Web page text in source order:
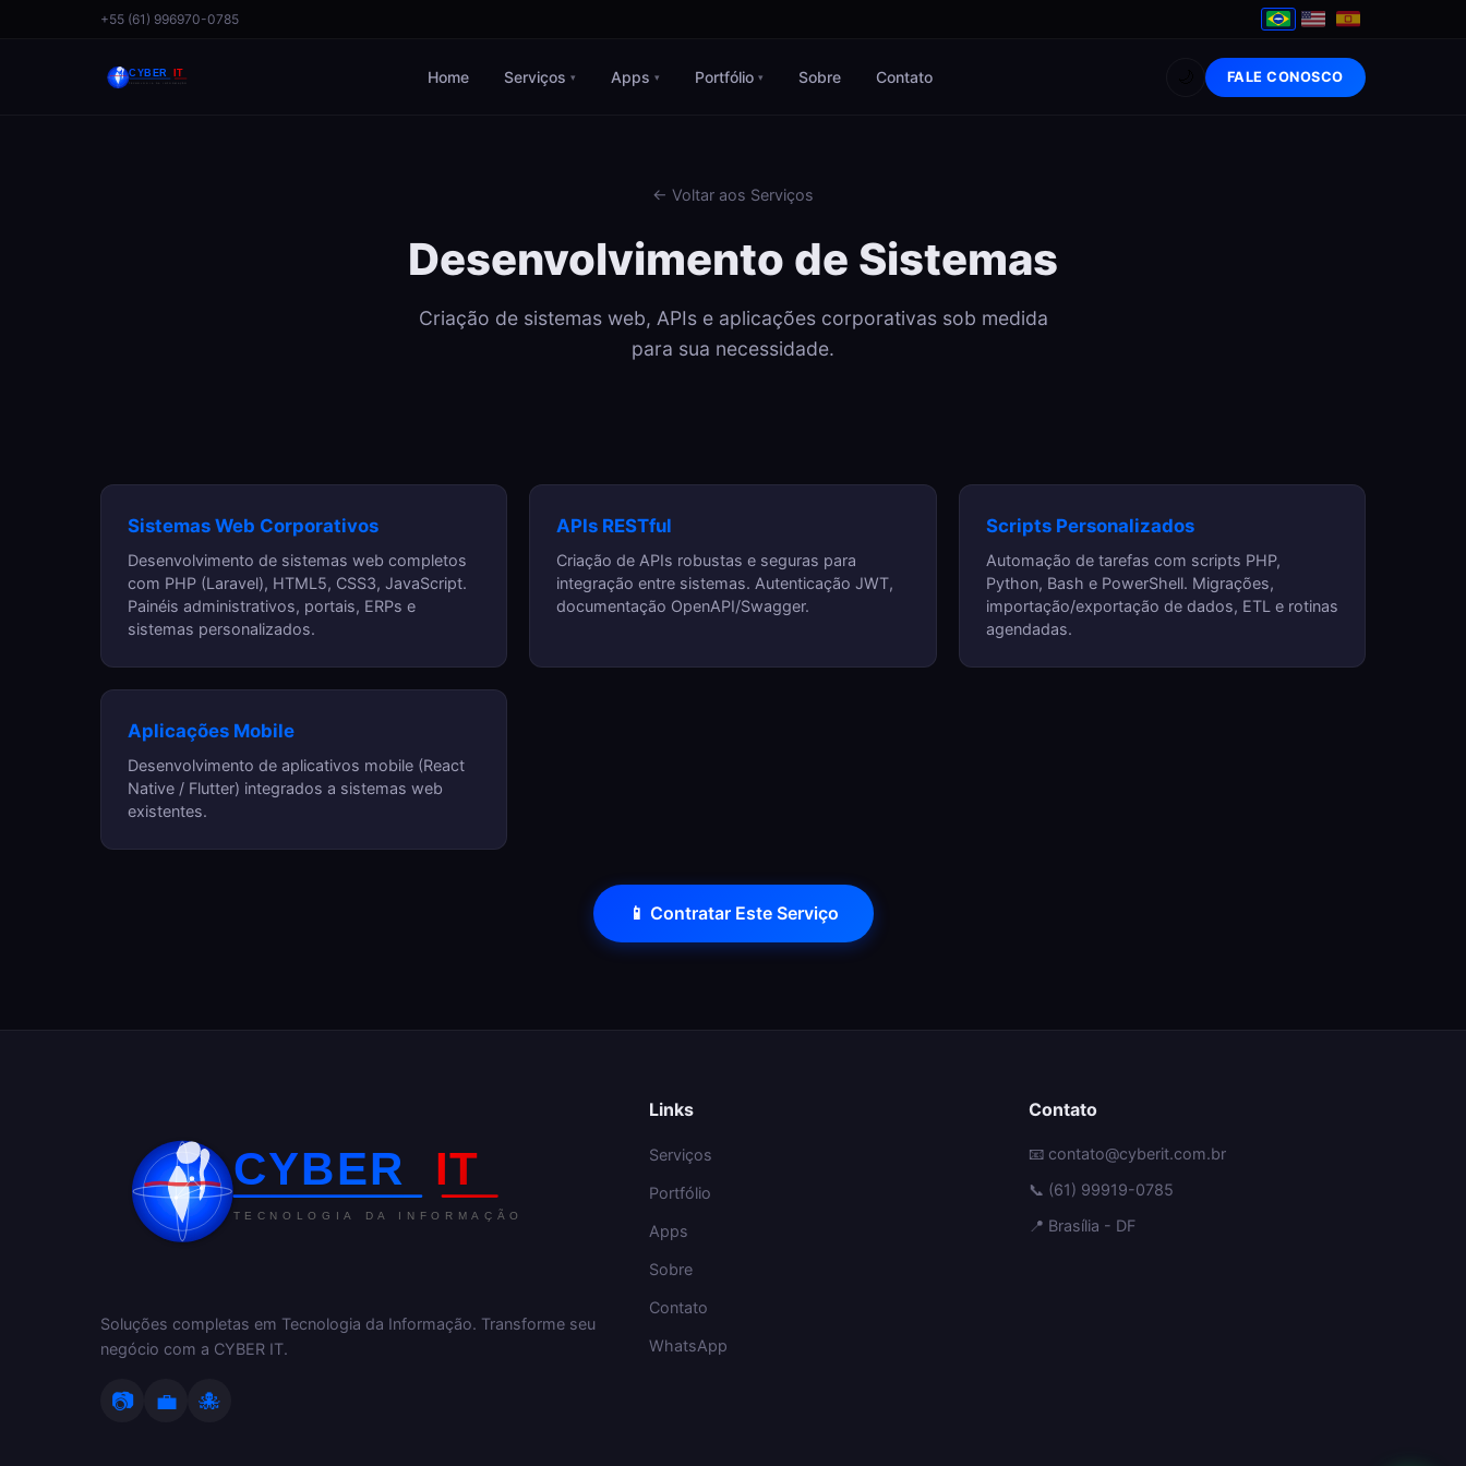
+55 (61) 996970-0785
Home Serviços ▾ Apps ▾ Portfólio ▾ Sobre Contato FALE CONOSCO
← Voltar aos Serviços
Desenvolvimento de Sistemas
Criação de sistemas web, APIs e aplicações corporativas sob medida
para sua necessidade.
Sistemas Web Corporativos
Desenvolvimento de sistemas web completos
com PHP (Laravel), HTML5, CSS3, JavaScript.
Painéis administrativos, portais, ERPs e
sistemas personalizados.
APIs RESTful
Criação de APIs robustas e seguras para
integração entre sistemas. Autenticação JWT,
documentação OpenAPI/Swagger.
Scripts Personalizados
Automação de tarefas com scripts PHP,
Python, Bash e PowerShell. Migrações,
importação/exportação de dados, ETL e rotinas
agendadas.
Aplicações Mobile
Desenvolvimento de aplicativos mobile (React
Native / Flutter) integrados a sistemas web
existentes.
📱 Contratar Este Serviço
Soluções completas em Tecnologia da Informação. Transforme seu
negócio com a CYBER IT.
📷 💼 🐙
Links
Serviços
Portfólio
Apps
Sobre
Contato
WhatsApp
Contato
📧 contato@cyberit.com.br
📞 (61) 99919-0785
📍 Brasília - DF